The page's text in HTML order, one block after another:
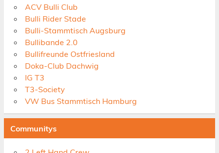
ACV Bulli Club
Bulli Rider Stade
Bulli-Stammtisch Augsburg
Bullibande 2.0
Bullifreunde Ostfriesland
Doka-Club Dachwig
IG T3
T3-Society
VW Bus Stammtisch Hamburg
Communitys